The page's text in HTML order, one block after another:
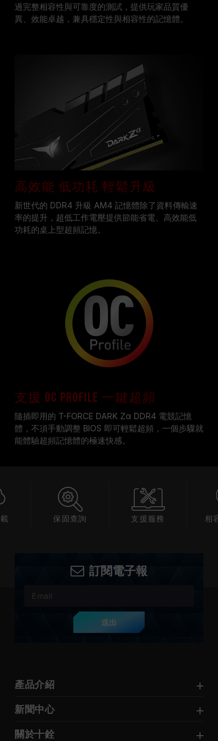
過完整相容性與可靠度的測試，提供玩家品質優
異、效能卓越，兼具穩定性與相容性的記憶體。
高效能 低功耗 輕鬆升級
新世代的 DDR4 升級 AM4 記憶體除了資料傳輸速
率的提升，超低工作電壓提供節能省電、高效能低
功耗的桌上型超頻記憶。
支援 OC Profile 一鍵超頻
隨插即用的 T-FORCE DARK Zα DDR4 電競記憶
體，不須手動調整 BIOS 即可輕鬆超頻，一個步驟就
能體驗超頻記憶體的極速快感。
保固查詢 支援服務 相
訂閱電子報
送出
產品介紹
新聞中心
關於十銓